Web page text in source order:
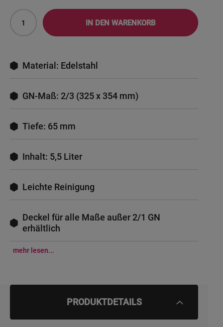
IN DEN WARENKORB
Material: Edelstahl
GN-Maß: 2/3 (325 x 354 mm)
Tiefe: 65 mm
Inhalt: 5,5 Liter
Leichte Reinigung
Deckel für alle Maße außer 2/1 GN
erhältlich
mehr lesen...
PRODUKTDETAILS